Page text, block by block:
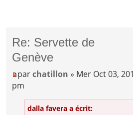
Re: Servette de
Genève
parchatillon » Mer Oct 03,
pm
dalla favera a écrit: